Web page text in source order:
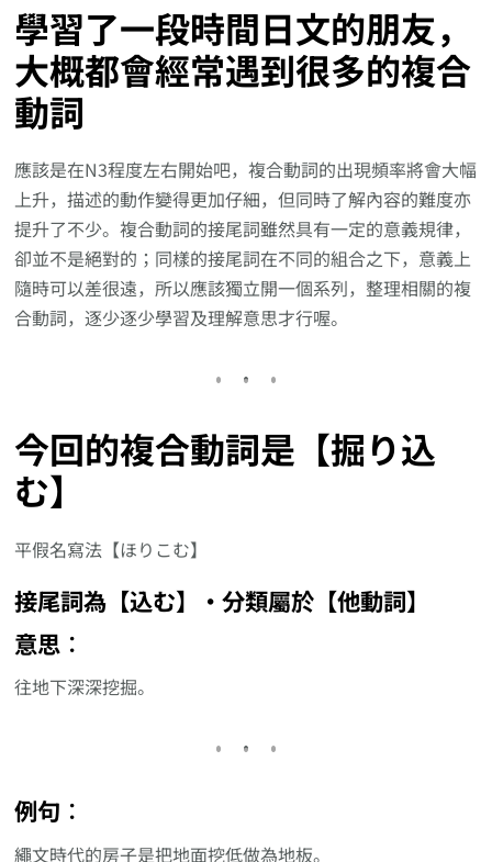
學習了一段時間日文的朋友，
大概都會經常遇到很多的複合
動詞
應該是在N3程度左右開始吧，複合動詞的出現頻率將會大幅
上升，描述的動作變得更加仔細，但同時了解內容的難度亦
提升了不少。複合動詞的接尾詞雖然具有一定的意義規律，
卻並不是絕對的；同樣的接尾詞在不同的組合之下，意義上
隨時可以差很遠，所以應該獨立開一個系列，整理相關的複
合動詞，逐少逐少學習及理解意思才行喔。
今回的複合動詞是【掘り込
む】
平假名寫法【ほりこむ】
接尾詞為【込む】‧分類屬於【他動詞】
意思︰
往地下深深挖掘。
例句︰
繩文時代的房子是把地面挖低做為地板。